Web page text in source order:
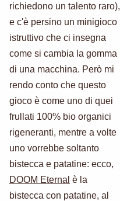
richiedono un talento raro),
e c'è persino un minigioco
istruttivo che ci insegna
come si cambia la gomma
di una macchina. Però mi
rendo conto che questo
gioco è come uno di quei
frullati 100% bio organici
rigeneranti, mentre a volte
uno vorrebbe soltanto
bistecca e patatine: ecco,
DOOM Eternal è la
bistecca con patatine, al